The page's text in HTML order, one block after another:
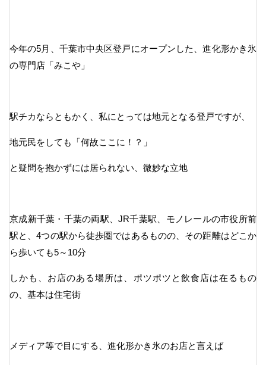
今年の5月、千葉市中央区登戸にオープンした、進化形かき氷
の専門店「みこや」
駅チカならともかく、私にとっては地元となる登戸ですが、
地元民をしても「何故ここに！？」
と疑問を抱かずには居られない、微妙な立地
京成新千葉・千葉の両駅、JR千葉駅、モノレールの市役所前
駅と、4つの駅から徒歩圏ではあるものの、その距離はどこか
ら歩いても5～10分
しかも、お店のある場所は、ポツポツと飲食店は在るもの
の、基本は住宅街
メディア等で目にする、進化形かき氷のお店と言えば